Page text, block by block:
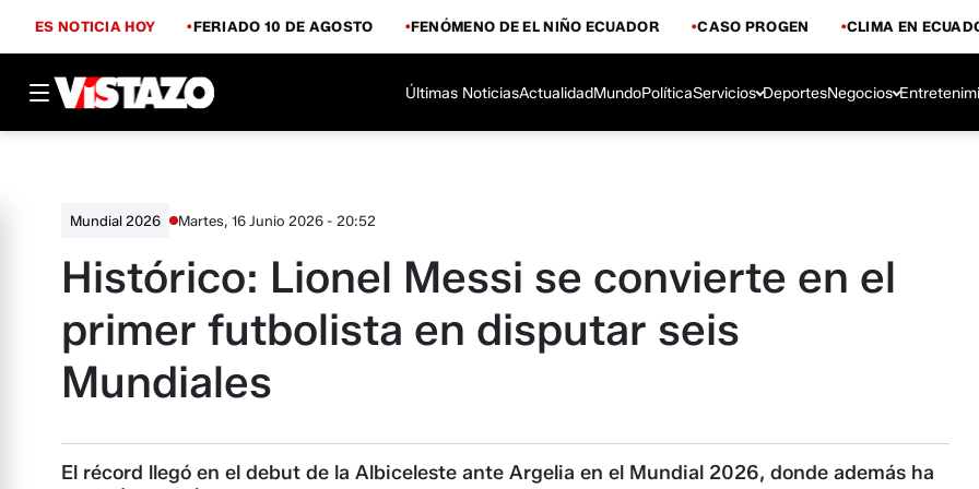
ES NOTICIA HOY FERIADO 10 DE AGOSTO FENÓMENO DE EL NIÑO ECUADOR CASO PROGEN CLIMA EN
Últimas NoticiasActualidadMundoPolíticaServicios DeportesNegocios
Mundial 2026 Martes, 16 Junio 2026 - 20:52
Histórico: Lionel Messi se convierte en el
primer futbolista en disputar seis
Mundiales
El récord llegó en el debut de la Albiceleste ante Argelia en el Mundial 2026, donde además ha